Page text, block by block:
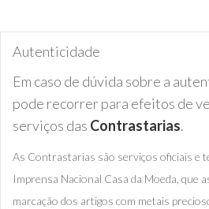
Autenticidade
Em caso de dúvida sobre a
pode recorrer para efeitos de
serviços das Contrastarias.
As Contrastarias são serviços oficiais e
Imprensa Nacional Casa da Moeda, que
marcação dos artigos com metais